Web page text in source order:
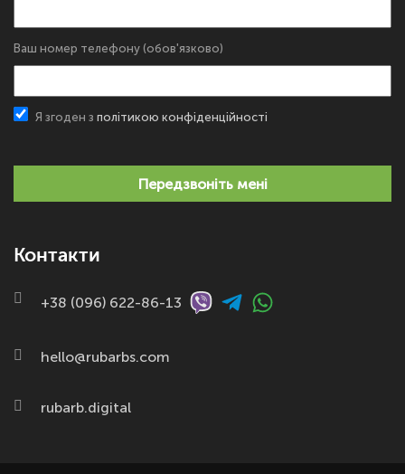
Ваш номер телефону (обов'язково)
Я згоден з політикою конфіденційності
Передзвоніть мені
Контакти
+38 (096) 622-86-13
hello@rubarbs.com
rubarb.digital